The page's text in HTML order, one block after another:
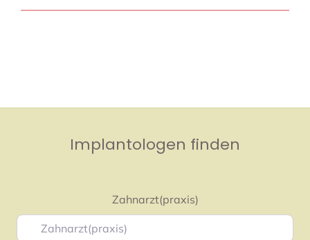
Implantologen finden
Zahnarzt(praxis)